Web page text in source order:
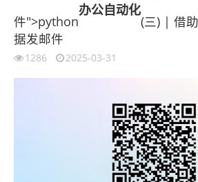
件">python
办公自动化
(三) | 借
据发邮件
1286 2025-03-31